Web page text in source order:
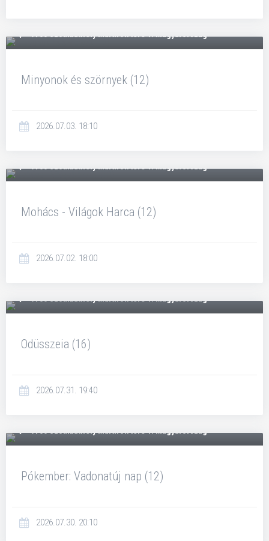
Minyonok és szörnyek (12)
2026.07.03. 18:10
Mohács - Világok Harca (12)
2026.07.02. 18:00
Odüsszeia (16)
2026.07.31. 19:40
Pókember: Vadonatúj nap (12)
2026.07.30. 20:10